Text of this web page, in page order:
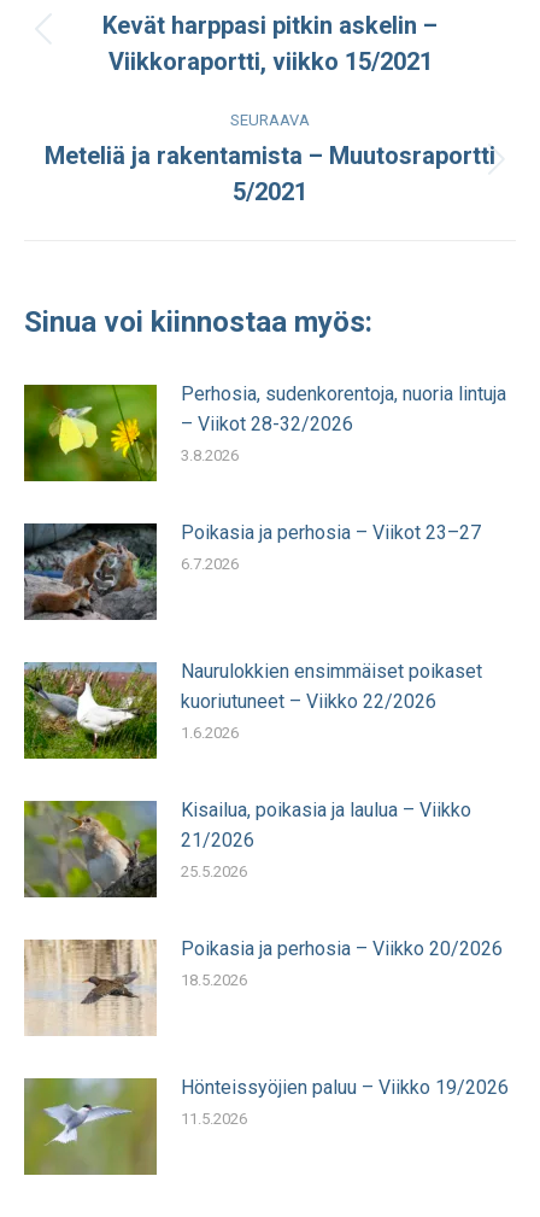
navigation
Edellinen
julkaisu:
Kevät harppasi pitkin askelin –
Viikkoraportti, viikko 15/2021
SEURAAVA
julkaisu:
Meteliä ja rakentamista – Muutosraportti
5/2021
Sinua voi kiinnostaa myös:
Perhosia, sudenkorentoja, nuoria lintuja
– Viikot 28-32/2026
3.8.2026
Poikasia ja perhosia – Viikot 23–27
6.7.2026
Naurulokkien ensimmäiset poikaset
kuoriutuneet – Viikko 22/2026
1.6.2026
Kisailua, poikasia ja laulua – Viikko
21/2026
25.5.2026
Poikasia ja perhosia – Viikko 20/2026
18.5.2026
Hönteissyöjien paluu – Viikko 19/2026
11.5.2026